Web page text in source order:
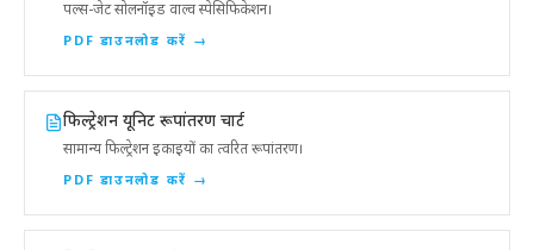
पल्स-जेट सोलनॉइड वाल्व स्पेसिफिकेशन।
PDF डाउनलोड करें →
फिल्ट्रेशन यूनिट रूपांतरण चार्ट
सामान्य फिल्ट्रेशन इकाइयों का त्वरित रूपांतरण।
PDF डाउनलोड करें →